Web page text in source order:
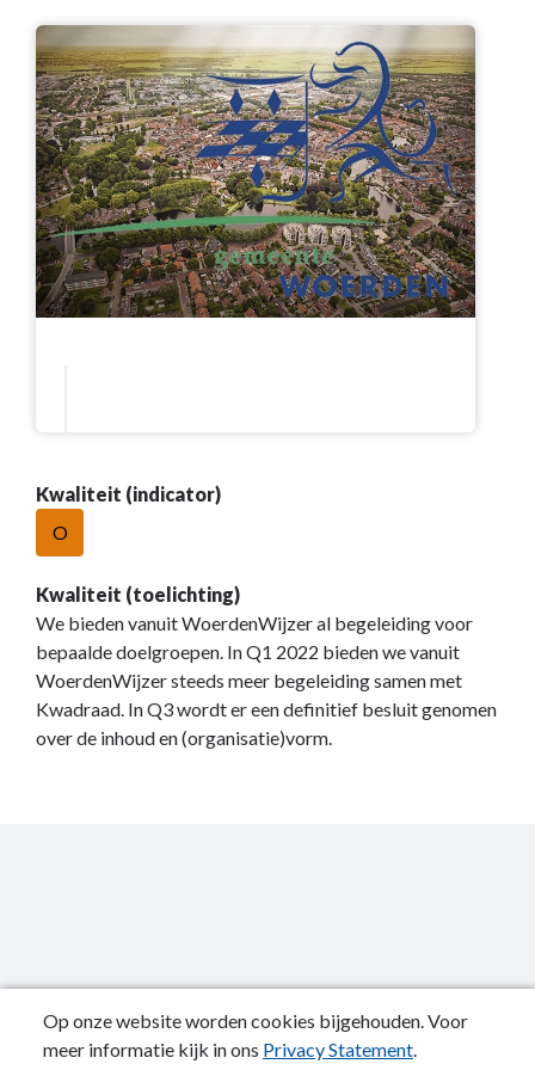
Kwaliteit (indicator)
O
Kwaliteit (toelichting)
We bieden vanuit WoerdenWijzer al begeleiding voor
bepaalde doelgroepen. In Q1 2022 bieden we vanuit
WoerdenWijzer steeds meer begeleiding samen met
Kwadraad. In Q3 wordt er een definitief besluit genomen
over de inhoud en (organisatie)vorm.
Op onze website worden cookies bijgehouden. Voor
meer informatie kijk in ons Privacy Statement.